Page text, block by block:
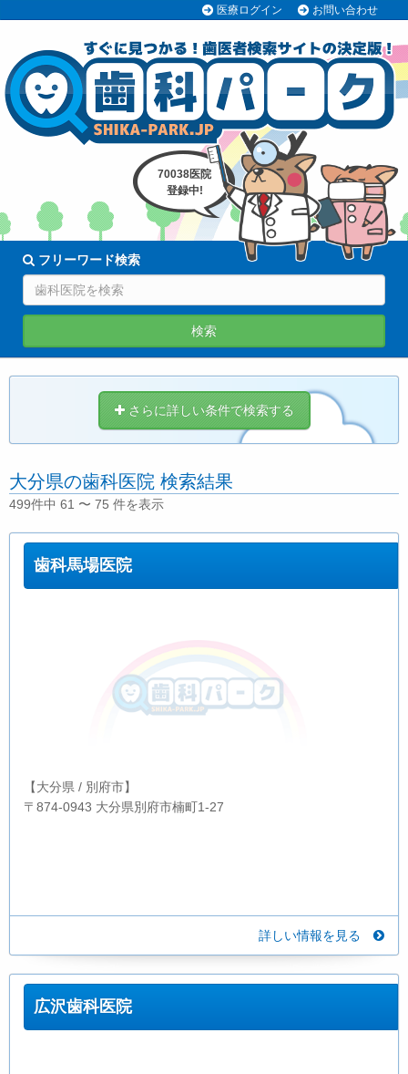
医療ログイン お問い合わせ
70038医院
登録中!
フリーワード検索
検索
さらに詳しい条件で検索する
大分県の歯科医院 検索結果
499件中 61 〜 75 件を表示
歯科馬場医院
【大分県 / 別府市】
〒874-0943 大分県別府市楠町1-27
詳しい情報を見る
広沢歯科医院